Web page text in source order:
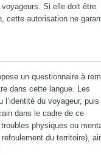
Si elle doit être
cette autorisation ne
un questionnaire à
dans cette langue. Les
du voyageur, puis
dans le cadre de ce
physiques ou
du territoire),